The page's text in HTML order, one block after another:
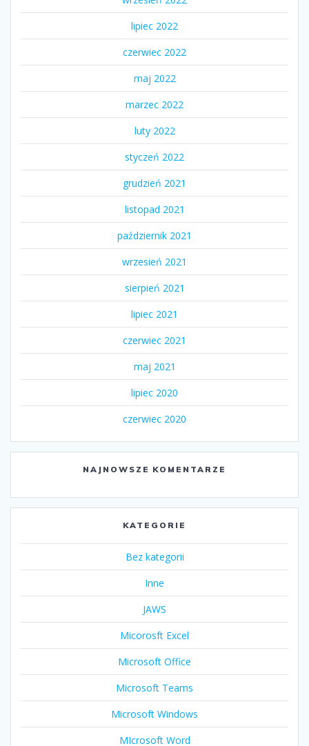
lipiec 2022
czerwiec 2022
maj 2022
marzec 2022
luty 2022
styczeń 2022
grudzień 2021
listopad 2021
październik 2021
wrzesień 2021
sierpień 2021
lipiec 2021
czerwiec 2021
maj 2021
lipiec 2020
czerwiec 2020
NAJNOWSZE KOMENTARZE
KATEGORIE
Bez kategorii
Inne
JAWS
Micorosft Excel
Microsoft Office
Microsoft Teams
Microsoft Windows
MIcrosoft Word